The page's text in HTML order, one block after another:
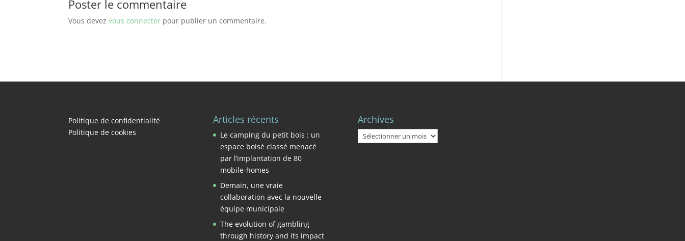
Poster le commentaire
Vous devezvous connecter pour publier un commentaire.
Politique de confidentialité
Politique de cookies
Articles récents
Le camping du petit bois : un
espace boisé classé menacé
par l’implantation de 80
mobile-homes
Demain, une vraie
collaboration avec la nouvelle
équipe municipale
The evolution of gambling
through history and its impact
Archives
Archives